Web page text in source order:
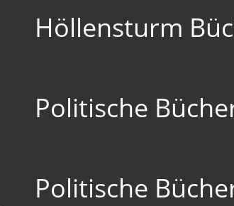
Höllensturm
Politische
Politische